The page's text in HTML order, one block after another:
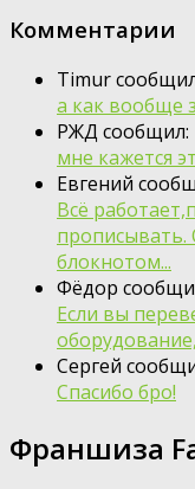
Комментарии
Timur
а как вообще
РЖД сообщил:
мне кажется
Евгений
Всё
прописывать.
блокнотом...
Фёдор
Если вы
Сергей
Спасибо бро!
Франшиза